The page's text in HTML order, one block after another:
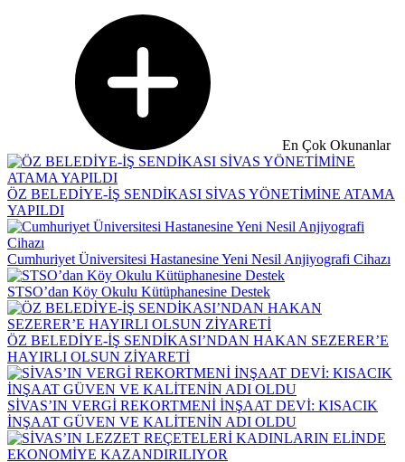
En Çok Okunanlar
ÖZ BELEDİYE-İŞ SENDİKASI SİVAS YÖNETİMİNE ATAMA
YAPILDI
Cumhuriyet Üniversitesi Hastanesine Yeni Nesil Anjiyografi Cihazı
STSO’dan Köy Okulu Kütüphanesine Destek
ÖZ BELEDİYE-İŞ SENDİKASI’NDAN HAKAN SEZERER’E
HAYIRLI OLSUN ZİYARETİ
SİVAS’IN VERGİ REKORTMENİ İNŞAAT DEVİ: KISACIK
İNŞAAT GÜVEN VE KALİTENİN ADI OLDU